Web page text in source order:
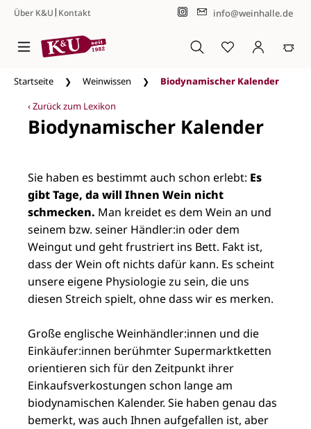
Zum Hauptinhalt springen
Über K&U| Kontakt info@weinhalle.de
Startseite Weinwissen
Biodynamischer Kalender
‹ Zurück zum Lexikon
Biodynamischer Kalender
Sie haben es bestimmt auch schon erlebt: Es
gibt Tage, da will Ihnen Wein nicht
schmecken. Man kreidet es dem Wein an und
seinem bzw. seiner Händler:in oder dem
Weingut und geht frustriert ins Bett. Fakt ist,
dass der Wein oft nichts dafür kann. Es scheint
unsere eigene Physiologie zu sein, die uns
diesen Streich spielt, ohne dass wir es merken.
Große englische Weinhändler:innen und die
Einkäufer:innen berühmter Supermarktketten
orientieren sich für den Zeitpunkt ihrer
Einkaufsverkostungen schon lange am
biodynamischen Kalender. Sie haben genau das
bemerkt, was auch Ihnen aufgefallen ist, aber